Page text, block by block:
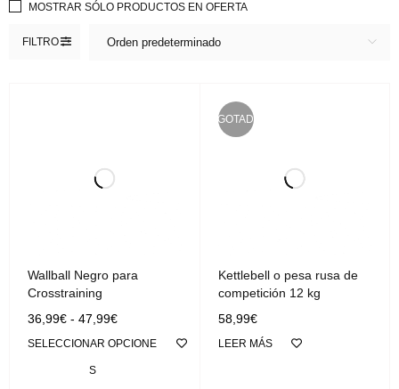
FILTRO Orden predeterminado
MOSTRAR SÓLO PRODUCTOS EN OFERTA
Wallball Negro para
Crosstraining
36,99€ - 47,99€
SELECCIONAR OPCIONE
S
AGOTADO
Kettlebell o pesa rusa de
competición 12 kg
58,99€
LEER MÁS